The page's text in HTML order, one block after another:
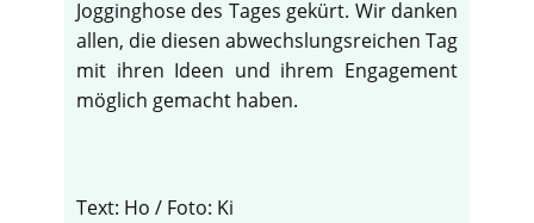
Jogginghose des Tages gekürt. Wir danken
allen, die diesen abwechslungsreichen Tag
mit ihren Ideen und ihrem Engagement
möglich gemacht haben.
Text: Ho / Foto: Ki